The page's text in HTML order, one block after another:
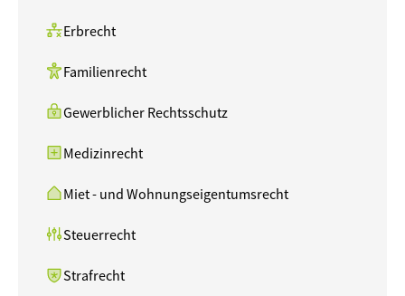
Erbrecht
Familienrecht
Gewerblicher Rechtsschutz
Medizinrecht
Miet - und Wohnungseigentumsrecht
Steuerrecht
Strafrecht